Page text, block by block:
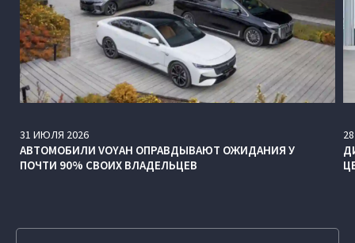
31 ИЮЛЯ 2026
АВТОМОБИЛИ VOYAH ОПРАВДЫВАЮТ ОЖИДАНИЯ У
ПОЧТИ 90% СВОИХ ВЛАДЕЛЬЦЕВ
28